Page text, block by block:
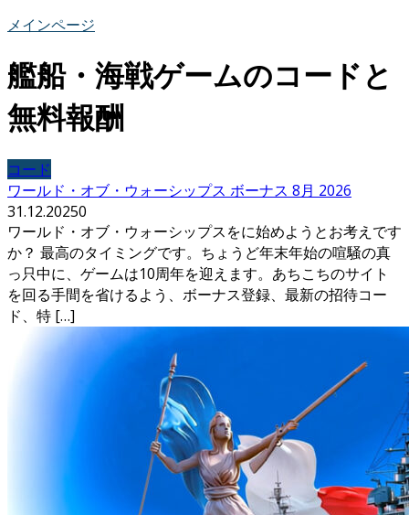
メインページ
艦船・海戦ゲームのコードと
無料報酬
コード
ワールド・オブ・ウォーシップス ボーナス 8月 2026
31.12.20250
ワールド・オブ・ウォーシップスをに始めようとお考えです
か？ 最高のタイミングです。ちょうど年末年始の喧騒の真
っ只中に、ゲームは10周年を迎えます。あちこちのサイト
を回る手間を省けるよう、ボーナス登録、最新の招待コー
ド、特 […]